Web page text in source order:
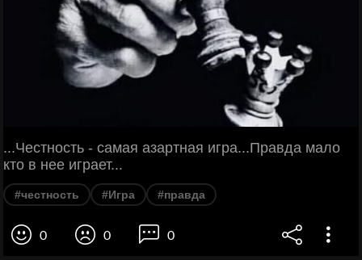
...Честность - самая азартная игра...Правда мало
кто в нее играет...
#честность #Игра #правда
0 0 0